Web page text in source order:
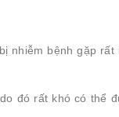
nhiễm bệnh gặp rất
đó rất khó có thể